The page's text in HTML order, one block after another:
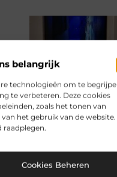
belangrijk
technologieën om te
te verbeteren. Deze cookies
zoals het tonen van
het gebruik van de website.
raadplegen.
Cookies Beheren